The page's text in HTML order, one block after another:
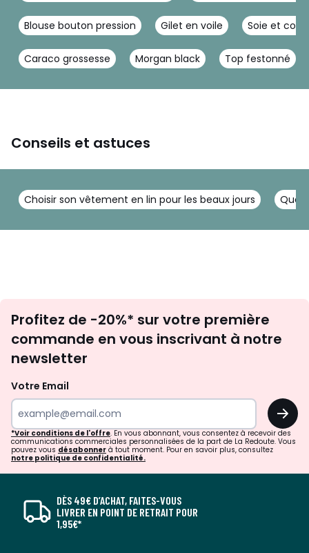
Blouse bouton pression Gilet en voile Soie et
Caraco grossesse Morgan black Top festonné
Conseils et astuces
Choisir son vêtement en lin pour les beaux jours Quel
newsletter
Profitez de -20%* sur votre première
commande en vous inscrivant à notre
newsletter
Votre Email
OK
*Voir conditions de l'offre. En vous abonnant, vous consentez à recevoir des
communications commerciales personnalisées de la part de La Redoute. Vous
pouvez vous désabonner à tout moment. Pour en savoir plus, consultez
notre politique de confidentialité.
DÈS 49€ D’ACHAT, FAITES-VOUS
LIVRER EN POINT DE RETRAIT POUR
1,95€*